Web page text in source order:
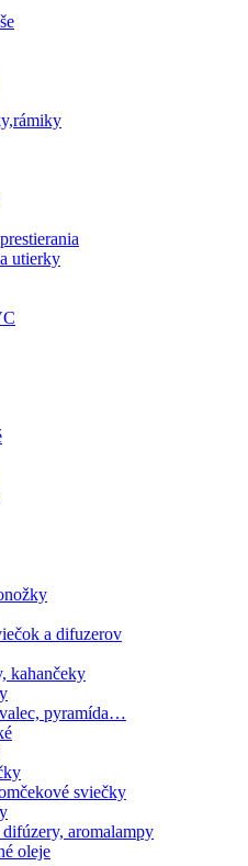
utierky
a difuzerov
kahančeky
pyramída…
sviečky
aromalampy
oleje